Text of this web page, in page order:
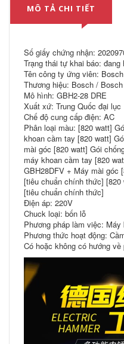
MÔ TẢ CHI TIẾT
Số giấy chứng nhận:
Trạng thái tự khai báo: đang
Tên công ty ứng viên:
Thương hiệu: Bosch / Bosch
Mô hình: GBH2-28 DRE
Xuất xứ: Trung Quốc đại lục
Chế độ cung cấp điện: AC
Phân loại màu: [820 watt]
khoan cầm tay [820 watt]
mài góc [820 watt] Gói
máy khoan cầm tay [820
GBH28DFV + Máy mài góc
[tiêu chuẩn chính thức]
[tiêu chuẩn chính thức]
Điện áp: 220V
Chuck loại: bốn lỗ
Phương pháp làm việc: Máy
Phương thức hoạt động:
Có hoặc không có hướng